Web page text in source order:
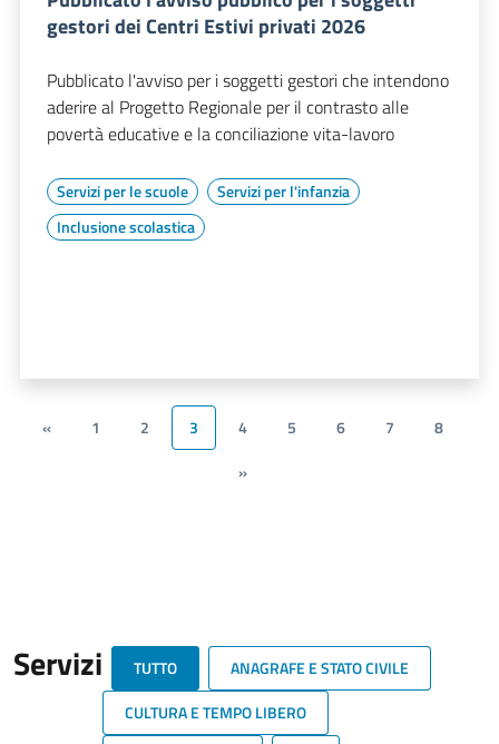
gestori dei Centri Estivi privati 2026
Pubblicato l'avviso per i soggetti gestori che intendono
aderire al Progetto Regionale per il contrasto alle
povertà educative e la conciliazione vita-lavoro
Servizi per le scuole
Servizi per l'infanzia
Inclusione scolastica
« 1 2 3 4 5 6 7
8
»
Servizi TUTTO
ANAGRAFE E STATO CIVILE
CULTURA E TEMPO LIBERO